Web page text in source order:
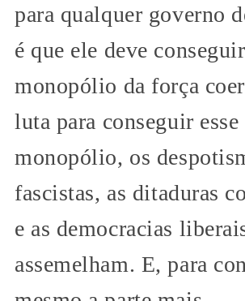
para qualquer governo
é que ele deve
monopólio da força
luta para conseguir esse
monopólio, os
fascistas, as ditaduras
e as democracias
assemelham. E, para